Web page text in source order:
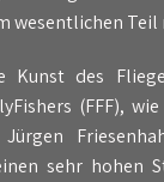
wesentlichen Teil
Kunst des
(FFF),
Jürgen
sehr hohen